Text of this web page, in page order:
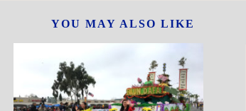
YOU MAY ALSO LIKE